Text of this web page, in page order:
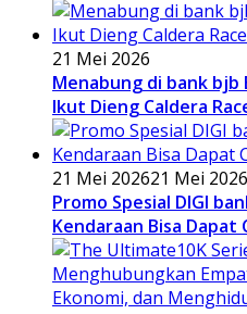
21 Mei 2026
Menabung di bank bjb
Ikut Dieng Caldera
21 Mei 202621 Mei 2026
Promo Spesial DIGI
Kendaraan Bisa Dapat